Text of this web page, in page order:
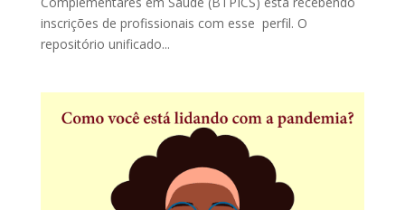
inscrições de profissionais com esse perfil. O
repositório unificado...